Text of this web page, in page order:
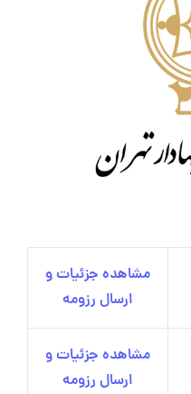
مشاهده جزئیات و
ارسال رزومه
مشاهده جزئیات و
ارسال رزومه